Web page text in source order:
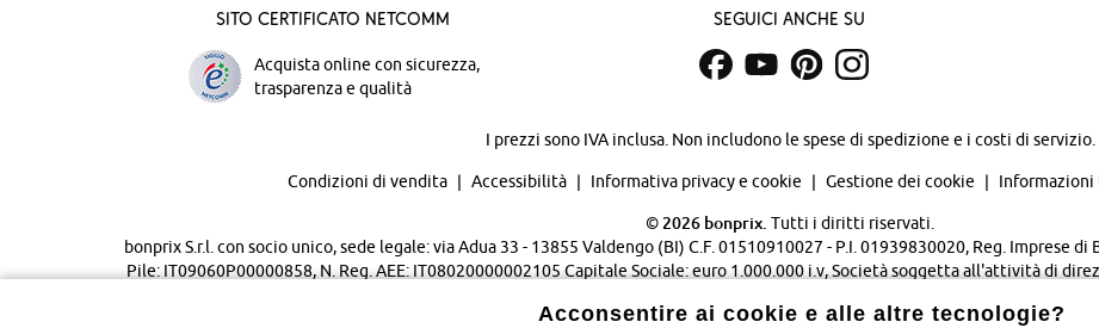
Sito certificato Netcomm
Acquista online con sicurezza,
trasparenza e qualità
Seguici anche su
I prezzi sono IVA inclusa. Non includono le spese di spedizione e i costi di servizio.
Condizioni di vendita Accessibilità Informativa privacy e cookie Gestione dei cookie Informazioni
©2026 bonprix. Tutti i diritti riservati.
bonprix S.r.l. con socio unico, sede legale: via Adua 33 - 13855 Valdengo (BI) C.F. 01510910027 - P.I. 01939830020, Reg. Imprese di
Pile: IT09060P00000858, N. Reg. AEE: IT08020000002105 Capitale Sociale: euro 1.000.000 i.v, Società soggetta all'attività di
Acconsentire ai cookie e alle altre tecnologie?